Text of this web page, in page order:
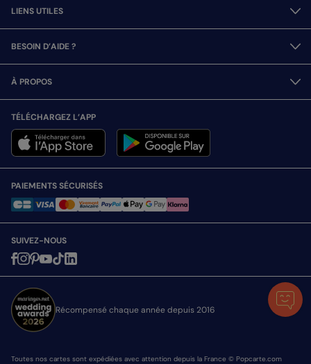
LIENS UTILES
BESOIN D’AIDE ?
À PROPOS
TÉLÉCHARGEZ L’APP
PAIEMENTS SÉCURISÉS
SUIVEZ-NOUS
Récompensé chaque année depuis 2016
Toutes nos cartes sont expédiées avec attention depuis la France © Popcarte.com